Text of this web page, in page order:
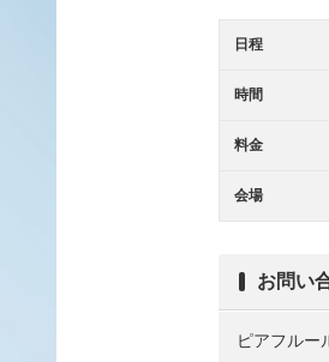
日程
時間
料金
会場
お問い
ピアフルー